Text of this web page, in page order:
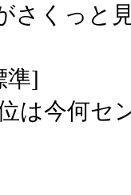
さくっと
]
は今何セ